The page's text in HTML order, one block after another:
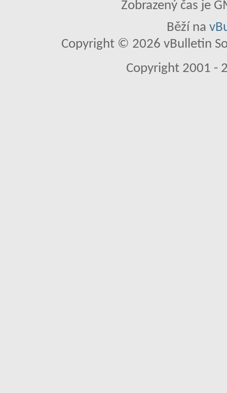
Zobrazený čas je
Běží na
Copyright © 2026 vBulletin
Copyright 2001 -